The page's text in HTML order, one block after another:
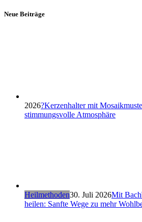
Neue Beiträge
2026?Kerzenhalter mit
stimmungsvolle Atmosphäre
Heilmethoden30. Juli 2026Mit
heilen: Sanfte Wege zu mehr